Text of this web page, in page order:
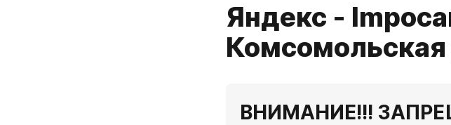
Яндекс -
Комсомольская
ВНИМАНИЕ!!!